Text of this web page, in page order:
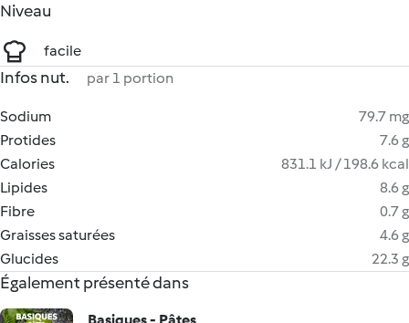
Niveau
facile
Infos nut. par 1 portion
Sodium
79.7 mg
Protides
7.6 g
Calories
831.1 kJ / 198.6 kcal
Lipides
8.6 g
Fibre
0.7 g
Graisses saturées
4.6 g
Glucides
22.3 g
Également présenté dans